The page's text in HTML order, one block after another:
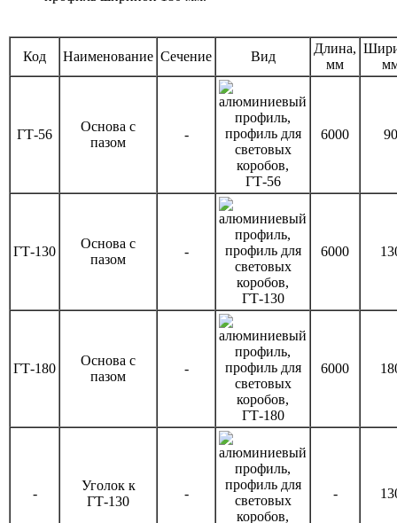
Код Наименование Сечение Вид
Длина,
мм
ГТ-56
Основа с
пазом
- 6000 90
ГТ-130
Основа с
пазом
- 6000
ГТ-180
Основа с
пазом
- 6000
-
Уголок к
ГТ-130
- -